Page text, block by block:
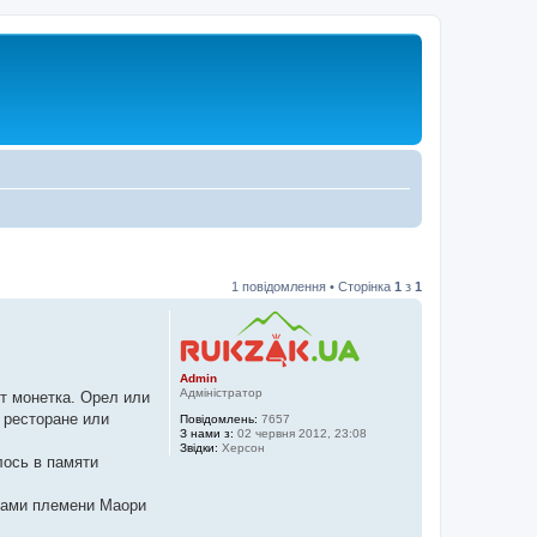
1 повідомлення • Сторінка 1 з 1
Admin
Адміністратор
Повідомлень: 7657
З нами з: 02 червня 2012, 23:08
Звідки: Херсон
монетка. Орел или
или
в памяти
племени Маори